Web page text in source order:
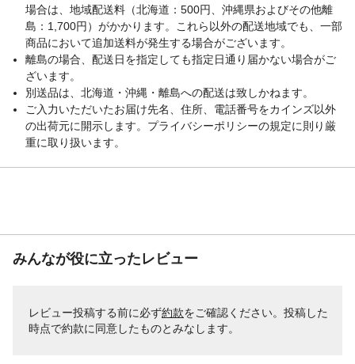
場合は、地域配送料（北海道：500円、沖縄県およびその他離
島：1,700円）がかかります。これら以外の配送地域でも、一部
商品において追加送料が発生する場合がございます。
離島の場合、配送日を指定しても指定日通り届かない場合がご
ざいます。
別送品は、北海道・沖縄・離島への配送は致しかねます。
ご入力いただいたお届け先名、住所、電話番号をカインズ以外
の出荷元に開示します。プライバシーポリシーの規定に則り厳
重に取り扱います。
みんなが役に立ったレビュー
レビュー投稿する前に必ず約款をご確認ください。投稿した
時点で約款に同意したものとみなします。